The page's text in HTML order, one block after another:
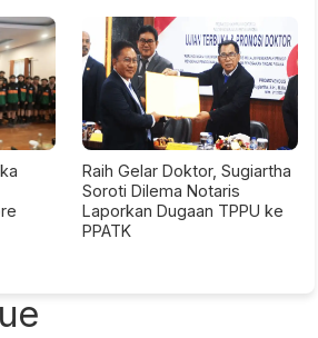
Raih Gelar Doktor, Sugiartha
Soroti Dilema Notaris
Laporkan Dugaan TPPU ke
PPATK